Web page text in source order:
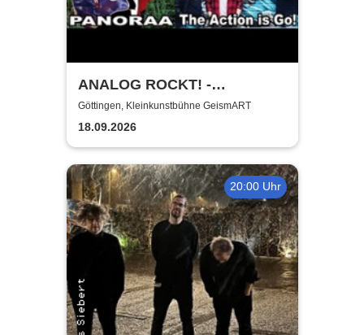
ANALOG ROCKT! -
Kleinkunstbühne GeismART
+ Kreuzberg on KulTour
Göttingen, Kleinkunstbühne GeismART
18.09.2026
20:00 Uhr